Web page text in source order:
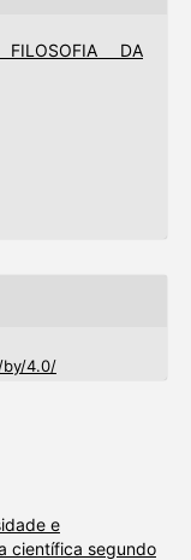
DA
by/4.0/
e
científica segundo